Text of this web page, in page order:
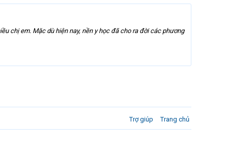
chị em. Mặc dù hiện nay, nền y học đã cho ra đời các phương
Trợ giúp Trang chủ